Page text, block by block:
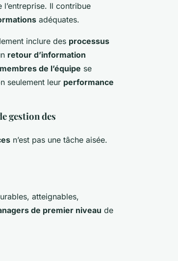
Il contribue
adéquates.
inclure des processus
retour d’information
membres de l’équipe se
seulement leur performance
gestion des
n’est pas une tâche aisée.
atteignables,
de premier niveau de